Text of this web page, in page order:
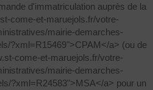
d'immatriculation auprès de la
come-et-maruejols.fr/votre-
mairie-demarches-
?xml=R15469">CPAM</a> (ou de
come-et-maruejols.fr/votre-
mairie-demarches-
?xml=R24583">MSA</a> pour un